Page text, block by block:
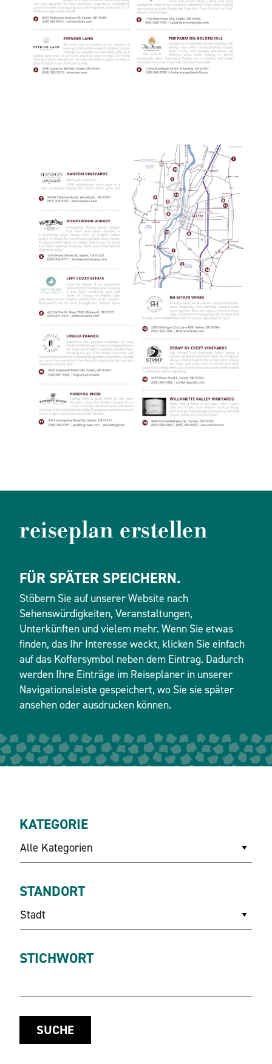
reiseplan erstellen
FÜR SPÄTER SPEICHERN.
Stöbern Sie auf unserer Website nach
Sehenswürdigkeiten, Veranstaltungen,
Unterkünften und vielem mehr. Wenn Sie etwas
finden, das Ihr Interesse weckt, klicken Sie einfach
auf das Koffersymbol neben dem Eintrag. Dadurch
werden Ihre Einträge im Reiseplaner in unserer
Navigationsleiste gespeichert, wo Sie sie später
ansehen oder ausdrucken können.
KATEGORIE
Alle Kategorien
STANDORT
Stadt
STICHWORT
SUCHE